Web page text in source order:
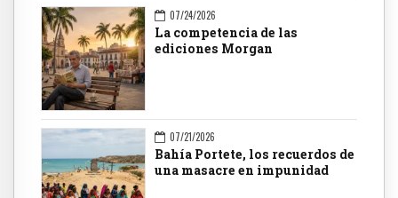
07/24/2026
La competencia de las
ediciones Morgan
07/21/2026
Bahía Portete, los recuerdos de
una masacre en impunidad